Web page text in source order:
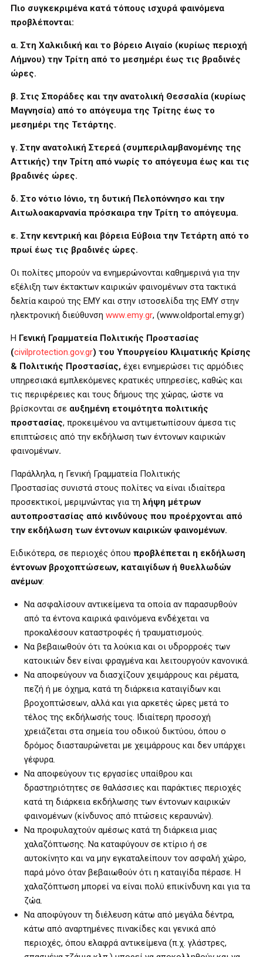
Πιο συγκεκριμένα κατά τόπους ισχυρά φαινόμενα
προβλέπονται:
α. Στη Χαλκιδική και το βόρειο Αιγαίο (κυρίως περιοχή
Λήμνου) την Τρίτη από το μεσημέρι έως τις βραδινές
ώρες.
β. Στις Σποράδες και την ανατολική Θεσσαλία (κυρίως
Μαγνησία) από το απόγευμα της Τρίτης έως το
μεσημέρι της Τετάρτης.
γ. Στην ανατολική Στερεά (συμπεριλαμβανομένης της
Αττικής) την Τρίτη από νωρίς το απόγευμα έως και τις
βραδινές ώρες.
δ. Στο νότιο Ιόνιο, τη δυτική Πελοπόννησο και την
Αιτωλοακαρνανία πρόσκαιρα την Τρίτη το απόγευμα.
ε. Στην κεντρική και βόρεια Εύβοια την Τετάρτη από το
πρωί έως τις βραδινές ώρες.
Οι πολίτες μπορούν να ενημερώνονται καθημερινά για την
εξέλιξη των έκτακτων καιρικών φαινομένων στα τακτικά
δελτία καιρού της ΕΜΥ και στην ιστοσελίδα της ΕΜΥ στην
ηλεκτρονική διεύθυνση www.emy.gr, (www.oldportal.emy.gr)
Η Γενική Γραμματεία Πολιτικής Προστασίας
(civilprotection.gov.gr) του Υπουργείου Κλιματικής Κρίσης
& Πολιτικής Προστασίας, έχει ενημερώσει τις αρμόδιες
υπηρεσιακά εμπλεκόμενες κρατικές υπηρεσίες, καθώς και
τις περιφέρειες και τους δήμους της χώρας, ώστε να
βρίσκονται σε αυξημένη ετοιμότητα πολιτικής
προστασίας, προκειμένου να αντιμετωπίσουν άμεσα τις
επιπτώσεις από την εκδήλωση των έντονων καιρικών
φαινομένων.
Παράλληλα, η Γενική Γραμματεία Πολιτικής
Προστασίας συνιστά στους πολίτες να είναι ιδιαίτερα
προσεκτικοί, μεριμνώντας για τη λήψη μέτρων
αυτοπροστασίας από κινδύνους που προέρχονται από
την εκδήλωση των έντονων καιρικών φαινομένων.
Ειδικότερα, σε περιοχές όπου προβλέπεται η εκδήλωση
έντονων βροχοπτώσεων, καταιγίδων ή θυελλωδών
ανέμων:
Να ασφαλίσουν αντικείμενα τα οποία αν παρασυρθούν
από τα έντονα καιρικά φαινόμενα ενδέχεται να
προκαλέσουν καταστροφές ή τραυματισμούς.
Να βεβαιωθούν ότι τα λούκια και οι υδρορροές των
κατοικιών δεν είναι φραγμένα και λειτουργούν κανονικά.
Να αποφεύγουν να διασχίζουν χειμάρρους και ρέματα,
πεζή ή με όχημα, κατά τη διάρκεια καταιγίδων και
βροχοπτώσεων, αλλά και για αρκετές ώρες μετά το
τέλος της εκδήλωσής τους. Ιδιαίτερη προσοχή
χρειάζεται στα σημεία του οδικού δικτύου, όπου ο
δρόμος διασταυρώνεται με χειμάρρους και δεν υπάρχει
γέφυρα.
Να αποφεύγουν τις εργασίες υπαίθρου και
δραστηριότητες σε θαλάσσιες και παράκτιες περιοχές
κατά τη διάρκεια εκδήλωσης των έντονων καιρικών
φαινομένων (κίνδυνος από πτώσεις κεραυνών).
Να προφυλαχτούν αμέσως κατά τη διάρκεια μιας
χαλαζόπτωσης. Να καταφύγουν σε κτίριο ή σε
αυτοκίνητο και να μην εγκαταλείπουν τον ασφαλή χώρο,
παρά μόνο όταν βεβαιωθούν ότι η καταιγίδα πέρασε. Η
χαλαζόπτωση μπορεί να είναι πολύ επικίνδυνη και για τα
ζώα.
Να αποφύγουν τη διέλευση κάτω από μεγάλα δέντρα,
κάτω από αναρτημένες πινακίδες και γενικά από
περιοχές, όπου ελαφρά αντικείμενα (π.χ. γλάστρες,